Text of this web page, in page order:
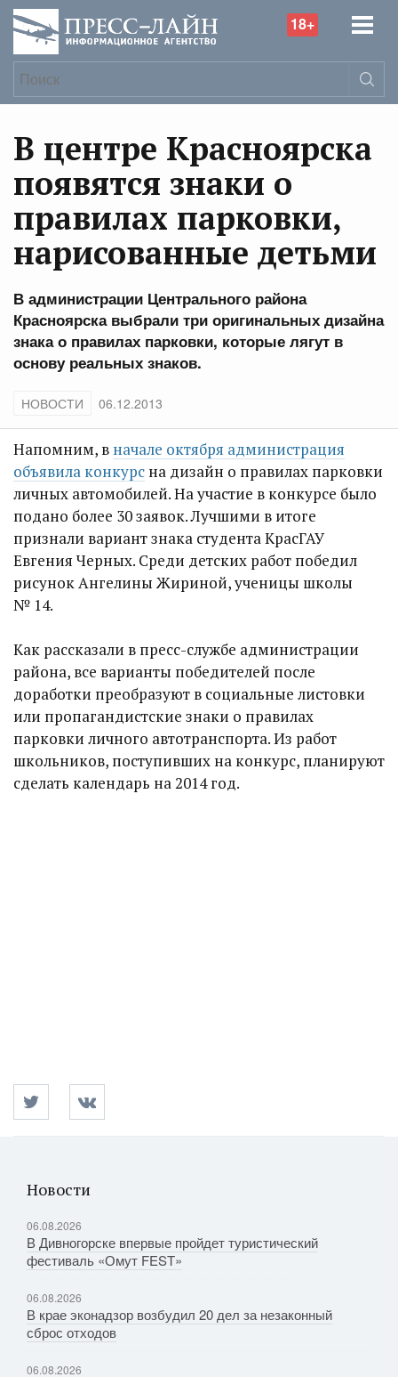
18+
В центре Красноярска
появятся знаки о
правилах парковки,
нарисованные детьми
В администрации Центрального района
Красноярска выбрали три оригинальных дизайна
знака о правилах парковки, которые лягут в
основу реальных знаков.
НОВОСТИ 06.12.2013
Напомним, в начале октября администрация
объявила конкурс на дизайн о правилах парковки
личных автомобилей. На участие в конкурсе было
подано более 30 заявок. Лучшими в итоге
признали вариант знака студента КрасГАУ
Евгения Черных. Среди детских работ победил
рисунок Ангелины Жириной, ученицы школы
№ 14.
Как рассказали в пресс-службе администрации
района, все варианты победителей после
доработки преобразуют в социальные листовки
или пропагандистские знаки о правилах
парковки личного автотранспорта. Из работ
школьников, поступивших на конкурс, планируют
сделать календарь на 2014 год.
Новости
06.08.2026
В Дивногорске впервые пройдет туристический
фестиваль «Омут FEST»
06.08.2026
В крае эконадзор возбудил 20 дел за незаконный
сброс отходов
06.08.2026